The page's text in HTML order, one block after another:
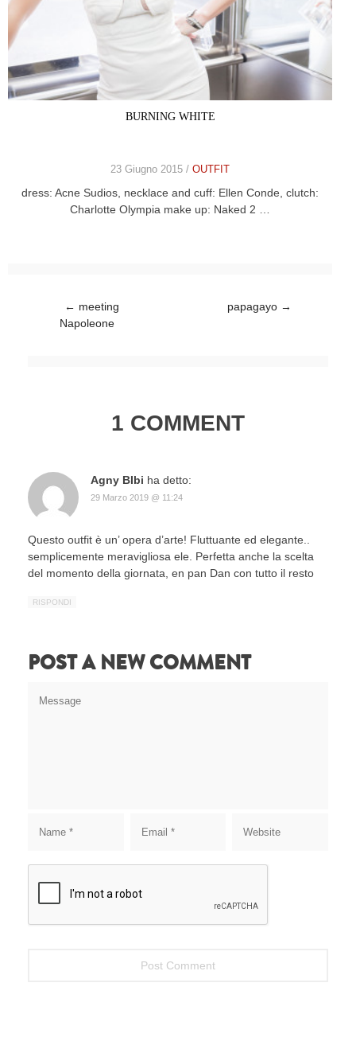
BURNING WHITE
23 Giugno 2015 / OUTFIT
dress: Acne Sudios, necklace and cuff: Ellen Conde, clutch:
Charlotte Olympia make up: Naked 2 …
Post navigation
← meeting
Napoleone
papagayo →
1 COMMENT
Agny BIbi ha detto:
29 Marzo 2019 @ 11:24
Questo outfit è un’ opera d’arte! Fluttuante ed elegante..
semplicemente meravigliosa ele. Perfetta anche la scelta
del momento della giornata, en pan Dan con tutto il resto
RISPONDI
POST A NEW COMMENT